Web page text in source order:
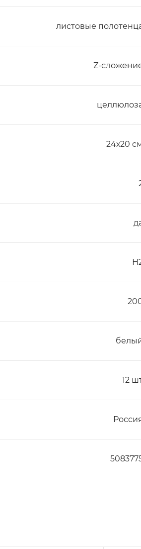
листовые
Z-
24х20
12